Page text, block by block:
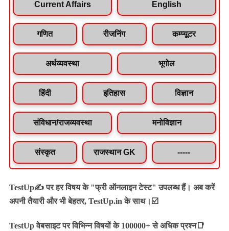
Current Affairs English
गणित रीजनिंग कम्प्यूटर
अर्थव्यवस्था भूगोल
हिंदी इतिहास विज्ञान
संविधान/राजव्यवस्था मनोविज्ञान
संस्कृत राजस्थान GK -----
TestUp✍️ पर हर विषय के "फ्री ऑनलाइन टेस्ट" उपलब्ध हैं। अब करें
अपनी तैयारी और भी बेहतर, TestUp.in के साथ।☑️
TestUp वेबसाइट पर विभिन्न विषयों के 100000+ से अधिक प्रश्न📑